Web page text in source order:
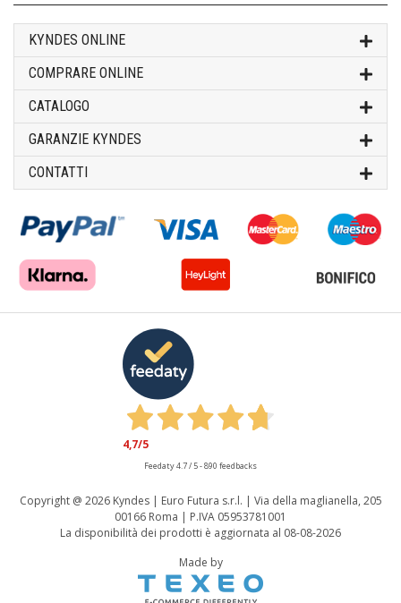
KYNDES ONLINE
COMPRARE ONLINE
CATALOGO
GARANZIE KYNDES
CONTATTI
Copyright @ 2026 Kyndes | Euro Futura s.r.l. | Via della maglianella, 205
00166 Roma | P.IVA 05953781001
La disponibilità dei prodotti è aggiornata al 08-08-2026
4,7/5
Feedaty4.7/ 5-890 feedbacks
Made by